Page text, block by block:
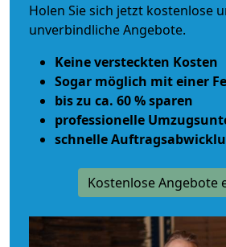
Holen Sie sich jetzt kostenlose
unverbindliche Angebote.
Keine versteckten Kosten
Sogar möglich mit einer
bis zu ca. 60 % sparen
professionelle
schnelle
Kostenlose Angebote